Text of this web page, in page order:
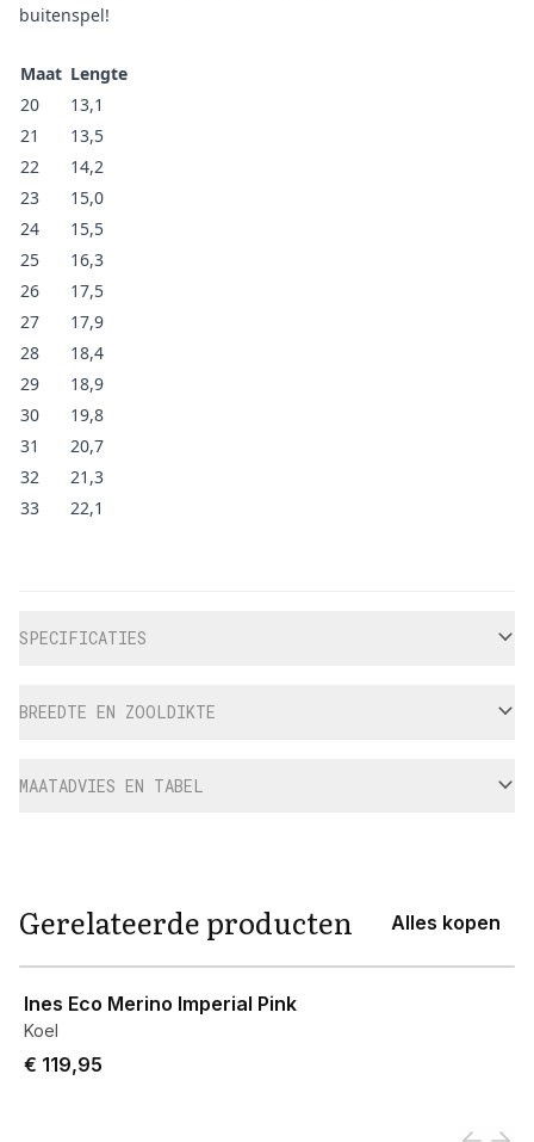
buitenspel!
Maat Lengte
20
13,1
21
13,5
22
14,2
23
15,0
24
15,5
25
16,3
26
17,5
27
17,9
28
18,4
29
18,9
30
19,8
31
20,7
32
21,3
33
22,1
SPECIFICATIES
BREEDTE EN ZOOLDIKTE
MAATADVIES EN TABEL
Gerelateerde producten Alles kopen
Ines Eco Merino Imperial Pink
Koel
€ 119,95